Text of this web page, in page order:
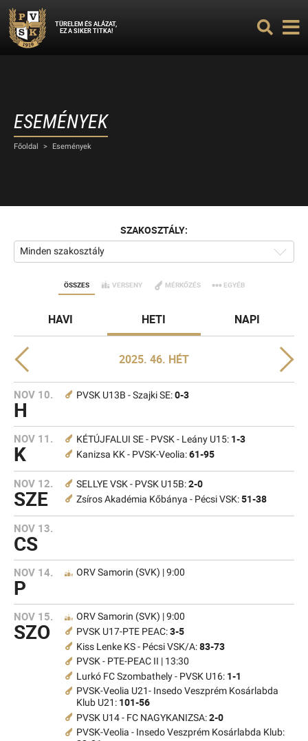
TÜRELEM ÉS ALÁZAT,
EZ A SIKER TITKA!
ESEMÉNYEK
Főoldal > Események
SZAKOSZTÁLY:
Minden szakosztály
ÖSSZES VERSENY MÉRKŐZÉS EGYÉB
HAVI HETI NAPI
2025. 46. HÉT
NOV 10.
H
PVSK U13B - Szajki SE:0-3
NOV 11.
K
KÉTÚJFALUI SE - PVSK - Leány U15: 1-3
Kanizsa KK - PVSK-Veolia:61-95
NOV 12.
SZE
SELLYE VSK - PVSK U15B:2-0
Zsíros Akadémia Kőbánya - Pécsi VSK:51-38
NOV 13.
CS
NOV 14.
P
ORV Samorin (SVK) | 9:00
NOV 15.
SZO
ORV Samorin (SVK) | 9:00
PVSK U17-PTE PEAC:3-5
Kiss Lenke KS - Pécsi VSK/A:83-73
PVSK - PTE-PEAC II | 13:30
Lurkó FC Szombathely - PVSK U16: 1-1
PVSK-Veolia U21- Insedo Veszprém Kosárlabda
Klub U21: 101-56
PVSK U14 - FC NAGYKANIZSA:2-0
PVSK-Veolia - Insedo Veszprém Kosárlabda Klub: